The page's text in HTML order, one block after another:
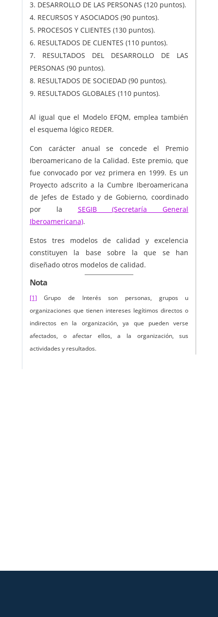
DESARROLLO DE LAS PERSONAS (120 puntos).
RECURSOS Y ASOCIADOS (90 puntos).
PROCESOS Y CLIENTES (130 puntos).
RESULTADOS DE CLIENTES (110 puntos).
RESULTADOS DEL DESARROLLO DE LAS
PERSONAS (90 puntos).
RESULTADOS DE SOCIEDAD (90 puntos).
RESULTADOS GLOBALES (110 puntos).
Al igual que el Modelo EFQM, emplea también
el esquema lógico REDER.
Con carácter anual se concede el Premio
Iberoamericano de la Calidad. Este premio, que
fue convocado por vez primera en 1999. Es un
Proyecto adscrito a la Cumbre Iberoamericana
de Jefes de Estado y de Gobierno, coordinado
por la SEGIB (Secretaría General
Iberoamericana).
Estos tres modelos de calidad y excelencia
constituyen la base sobre la que se han
diseñado otros modelos de calidad.
Nota
[1] Grupo de Interés son personas, grupos u
organizaciones que tienen intereses legítimos directos o
indirectos en la organización, ya que pueden verse
afectados, o afectar ellos, a la organización, sus
actividades y resultados.